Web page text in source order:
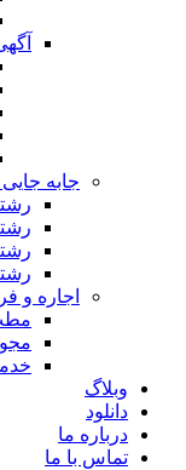
جابه
اجاره و
وبلاگ
دانلود
درباره ما
تماس با ما